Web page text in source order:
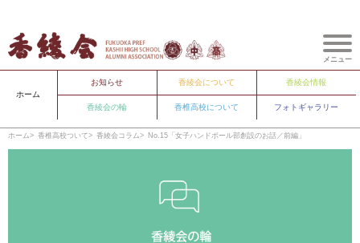
ホーム
お知らせ 香綾会について 香綾会情報
香綾会の輪 香椎高校について フォトギャラリー
メニュー
ホーム 香椎高校ついて 香綾会コラム No.15「女子ハンドボール部創設のお話／前編」